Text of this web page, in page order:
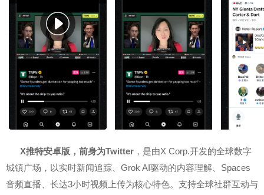
X推特安卓版，前身为Twitter ，是由X Corp.开发的全球数字
城镇广场，以实时新闻追踪、Grok AI驱动的内容理解、Spaces
音频直播、长达3小时视频上传为核心特色。支持全球社群互动与